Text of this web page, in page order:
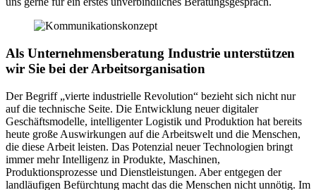
Als Unternehmensberatung Industrie unterstützen
wir Sie bei der Arbeitsorganisation
Der Begriff „vierte industrielle Revolution“ bezieht sich nicht nur
auf die technische Seite. Die Entwicklung neuer digitaler
Geschäftsmodelle, intelligenter Logistik und Produktion hat bereits
heute große Auswirkungen auf die Arbeitswelt und die Menschen,
die diese Arbeit leisten. Das Potenzial neuer Technologien bringt
immer mehr Intelligenz in Produkte, Maschinen,
Produktionsprozesse und Dienstleistungen. Aber entgegen der
landläufigen Befürchtung macht das die Menschen nicht unnötig. Im